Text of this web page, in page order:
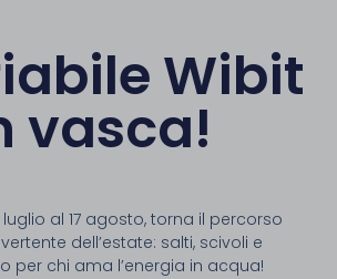
Wibit
vasca!
al 17 agosto, torna il percorso
dell’estate: salti, scivoli e
per chi ama l’energia in acqua!